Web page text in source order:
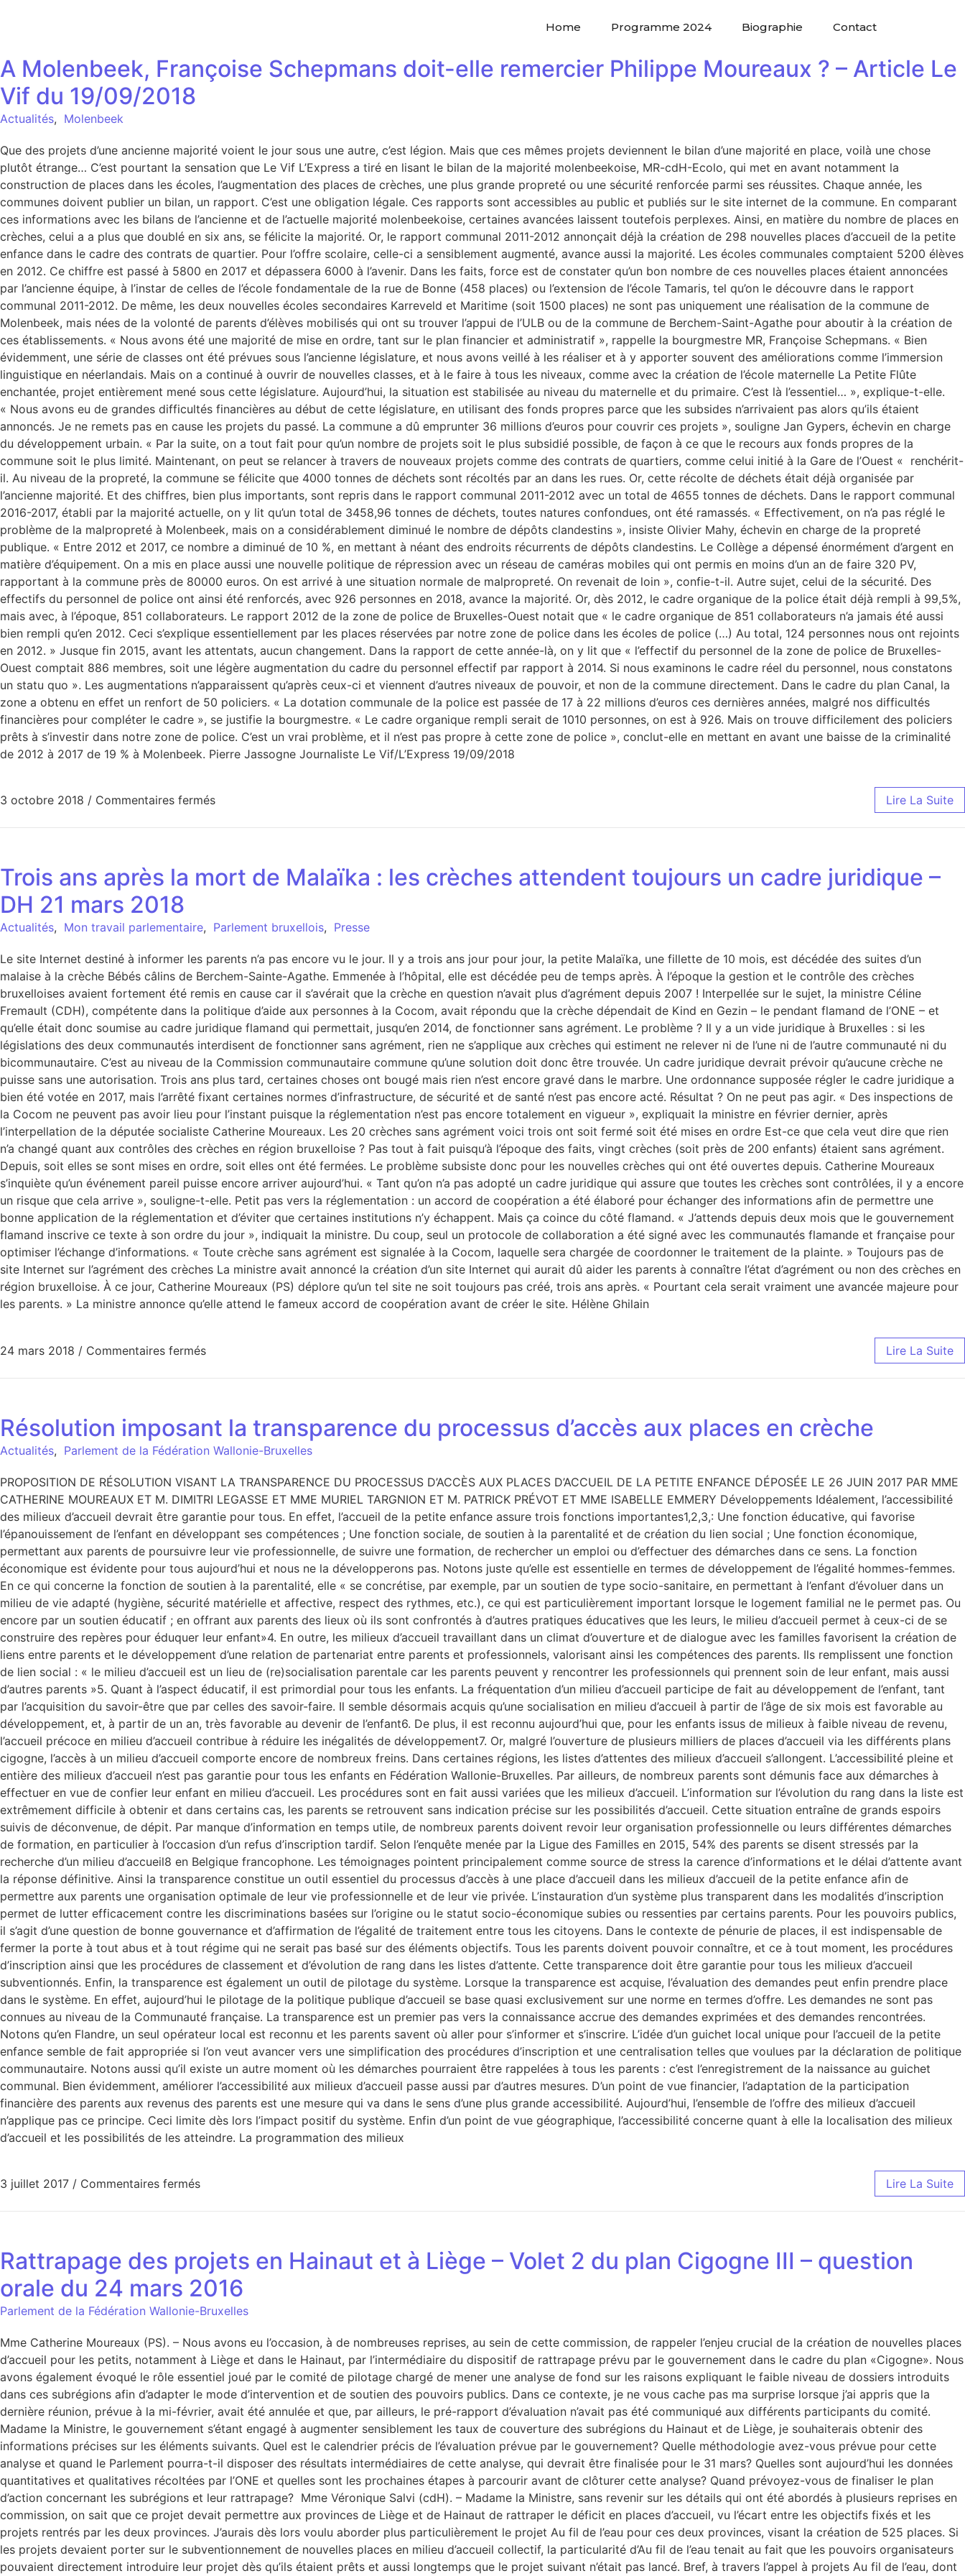
Home Programme 2024 Biographie Contact
A Molenbeek, Françoise Schepmans doit-elle remercier Philippe Moureaux ? – Article Le
Vif du 19/09/2018
Actualités, Molenbeek
Que des projets d’une ancienne majorité voient le jour sous une autre, c’est légion. Mais que ces mêmes projets deviennent le bilan d’une majorité en place, voilà une chose
plutôt étrange… C’est pourtant la sensation que Le Vif L’Express a tiré en lisant le bilan de la majorité molenbeekoise, MR-cdH-Ecolo, qui met en avant notamment la
construction de places dans les écoles, l’augmentation des places de crèches, une plus grande propreté ou une sécurité renforcée parmi ses réussites. Chaque année, les
communes doivent publier un bilan, un rapport. C’est une obligation légale. Ces rapports sont accessibles au public et publiés sur le site internet de la commune. En comparant
ces informations avec les bilans de l’ancienne et de l’actuelle majorité molenbeekoise, certaines avancées laissent toutefois perplexes. Ainsi, en matière du nombre de places en
crèches, celui a a plus que doublé en six ans, se félicite la majorité. Or, le rapport communal 2011-2012 annonçait déjà la création de 298 nouvelles places d’accueil de la petite
enfance dans le cadre des contrats de quartier. Pour l’offre scolaire, celle-ci a sensiblement augmenté, avance aussi la majorité. Les écoles communales comptaient 5200 élèves
en 2012. Ce chiffre est passé à 5800 en 2017 et dépassera 6000 à l’avenir. Dans les faits, force est de constater qu’un bon nombre de ces nouvelles places étaient annoncées
par l’ancienne équipe, à l’instar de celles de l’école fondamentale de la rue de Bonne (458 places) ou l’extension de l’école Tamaris, tel qu’on le découvre dans le rapport
communal 2011-2012. De même, les deux nouvelles écoles secondaires Karreveld et Maritime (soit 1500 places) ne sont pas uniquement une réalisation de la commune de
Molenbeek, mais nées de la volonté de parents d’élèves mobilisés qui ont su trouver l’appui de l’ULB ou de la commune de Berchem-Saint-Agathe pour aboutir à la création de
ces établissements. « Nous avons été une majorité de mise en ordre, tant sur le plan financier et administratif », rappelle la bourgmestre MR, Françoise Schepmans. « Bien
évidemment, une série de classes ont été prévues sous l’ancienne législature, et nous avons veillé à les réaliser et à y apporter souvent des améliorations comme l’immersion
linguistique en néerlandais. Mais on a continué à ouvrir de nouvelles classes, et à le faire à tous les niveaux, comme avec la création de l’école maternelle La Petite Flûte
enchantée, projet entièrement mené sous cette législature. Aujourd’hui, la situation est stabilisée au niveau du maternelle et du primaire. C’est là l’essentiel… », explique-t-elle.
« Nous avons eu de grandes difficultés financières au début de cette législature, en utilisant des fonds propres parce que les subsides n’arrivaient pas alors qu’ils étaient
annoncés. Je ne remets pas en cause les projets du passé. La commune a dû emprunter 36 millions d’euros pour couvrir ces projets », souligne Jan Gypers, échevin en charge
du développement urbain. « Par la suite, on a tout fait pour qu’un nombre de projets soit le plus subsidié possible, de façon à ce que le recours aux fonds propres de la
commune soit le plus limité. Maintenant, on peut se relancer à travers de nouveaux projets comme des contrats de quartiers, comme celui initié à la Gare de l’Ouest « renchérit-
il. Au niveau de la propreté, la commune se félicite que 4000 tonnes de déchets sont récoltés par an dans les rues. Or, cette récolte de déchets était déjà organisée par
l’ancienne majorité. Et des chiffres, bien plus importants, sont repris dans le rapport communal 2011-2012 avec un total de 4655 tonnes de déchets. Dans le rapport communal
2016-2017, établi par la majorité actuelle, on y lit qu’un total de 3458,96 tonnes de déchets, toutes natures confondues, ont été ramassés. « Effectivement, on n’a pas réglé le
problème de la malpropreté à Molenbeek, mais on a considérablement diminué le nombre de dépôts clandestins », insiste Olivier Mahy, échevin en charge de la propreté
publique. « Entre 2012 et 2017, ce nombre a diminué de 10 %, en mettant à néant des endroits récurrents de dépôts clandestins. Le Collège a dépensé énormément d’argent en
matière d’équipement. On a mis en place aussi une nouvelle politique de répression avec un réseau de caméras mobiles qui ont permis en moins d’un an de faire 320 PV,
rapportant à la commune près de 80000 euros. On est arrivé à une situation normale de malpropreté. On revenait de loin », confie-t-il. Autre sujet, celui de la sécurité. Des
effectifs du personnel de police ont ainsi été renforcés, avec 926 personnes en 2018, avance la majorité. Or, dès 2012, le cadre organique de la police était déjà rempli à 99,5%,
mais avec, à l’époque, 851 collaborateurs. Le rapport 2012 de la zone de police de Bruxelles-Ouest notait que « le cadre organique de 851 collaborateurs n’a jamais été aussi
bien rempli qu’en 2012. Ceci s’explique essentiellement par les places réservées par notre zone de police dans les écoles de police (…) Au total, 124 personnes nous ont rejoints
en 2012. » Jusque fin 2015, avant les attentats, aucun changement. Dans la rapport de cette année-là, on y lit que « l’effectif du personnel de la zone de police de Bruxelles-
Ouest comptait 886 membres, soit une légère augmentation du cadre du personnel effectif par rapport à 2014. Si nous examinons le cadre réel du personnel, nous constatons
un statu quo ». Les augmentations n’apparaissent qu’après ceux-ci et viennent d’autres niveaux de pouvoir, et non de la commune directement. Dans le cadre du plan Canal, la
zone a obtenu en effet un renfort de 50 policiers. « La dotation communale de la police est passée de 17 à 22 millions d’euros ces dernières années, malgré nos difficultés
financières pour compléter le cadre », se justifie la bourgmestre. « Le cadre organique rempli serait de 1010 personnes, on est à 926. Mais on trouve difficilement des policiers
prêts à s’investir dans notre zone de police. C’est un vrai problème, et il n’est pas propre à cette zone de police », conclut-elle en mettant en avant une baisse de la criminalité
de 2012 à 2017 de 19 % à Molenbeek. Pierre Jassogne Journaliste Le Vif/L’Express 19/09/2018
3 octobre 2018 / Commentaires fermés Lire La Suite
Trois ans après la mort de Malaïka : les crèches attendent toujours un cadre juridique –
DH 21 mars 2018
Actualités, Mon travail parlementaire, Parlement bruxellois, Presse
Le site Internet destiné à informer les parents n’a pas encore vu le jour. Il y a trois ans jour pour jour, la petite Malaïka, une fillette de 10 mois, est décédée des suites d’un
malaise à la crèche Bébés câlins de Berchem-Sainte-Agathe. Emmenée à l’hôpital, elle est décédée peu de temps après. À l’époque la gestion et le contrôle des crèches
bruxelloises avaient fortement été remis en cause car il s’avérait que la crèche en question n’avait plus d’agrément depuis 2007 ! Interpellée sur le sujet, la ministre Céline
Fremault (CDH), compétente dans la politique d’aide aux personnes à la Cocom, avait répondu que la crèche dépendait de Kind en Gezin – le pendant flamand de l’ONE – et
qu’elle était donc soumise au cadre juridique flamand qui permettait, jusqu’en 2014, de fonctionner sans agrément. Le problème ? Il y a un vide juridique à Bruxelles : si les
législations des deux communautés interdisent de fonctionner sans agrément, rien ne s’applique aux crèches qui estiment ne relever ni de l’une ni de l’autre communauté ni du
bicommunautaire. C’est au niveau de la Commission communautaire commune qu’une solution doit donc être trouvée. Un cadre juridique devrait prévoir qu’aucune crèche ne
puisse sans une autorisation. Trois ans plus tard, certaines choses ont bougé mais rien n’est encore gravé dans le marbre. Une ordonnance supposée régler le cadre juridique a
bien été votée en 2017, mais l’arrêté fixant certaines normes d’infrastructure, de sécurité et de santé n’est pas encore acté. Résultat ? On ne peut pas agir. « Des inspections de
la Cocom ne peuvent pas avoir lieu pour l’instant puisque la réglementation n’est pas encore totalement en vigueur », expliquait la ministre en février dernier, après
l’interpellation de la députée socialiste Catherine Moureaux. Les 20 crèches sans agrément voici trois ont soit fermé soit été mises en ordre Est-ce que cela veut dire que rien
n’a changé quant aux contrôles des crèches en région bruxelloise ? Pas tout à fait puisqu’à l’époque des faits, vingt crèches (soit près de 200 enfants) étaient sans agrément.
Depuis, soit elles se sont mises en ordre, soit elles ont été fermées. Le problème subsiste donc pour les nouvelles crèches qui ont été ouvertes depuis. Catherine Moureaux
s’inquiète qu’un événement pareil puisse encore arriver aujourd’hui. « Tant qu’on n’a pas adopté un cadre juridique qui assure que toutes les crèches sont contrôlées, il y a encore
un risque que cela arrive », souligne-t-elle. Petit pas vers la réglementation : un accord de coopération a été élaboré pour échanger des informations afin de permettre une
bonne application de la réglementation et d’éviter que certaines institutions n’y échappent. Mais ça coince du côté flamand. « J’attends depuis deux mois que le gouvernement
flamand inscrive ce texte à son ordre du jour », indiquait la ministre. Du coup, seul un protocole de collaboration a été signé avec les communautés flamande et française pour
optimiser l’échange d’informations. « Toute crèche sans agrément est signalée à la Cocom, laquelle sera chargée de coordonner le traitement de la plainte. » Toujours pas de
site Internet sur l’agrément des crèches La ministre avait annoncé la création d’un site Internet qui aurait dû aider les parents à connaître l’état d’agrément ou non des crèches en
région bruxelloise. À ce jour, Catherine Moureaux (PS) déplore qu’un tel site ne soit toujours pas créé, trois ans après. « Pourtant cela serait vraiment une avancée majeure pour
les parents. » La ministre annonce qu’elle attend le fameux accord de coopération avant de créer le site. Hélène Ghilain
24 mars 2018 / Commentaires fermés Lire La Suite
Résolution imposant la transparence du processus d’accès aux places en crèche
Actualités, Parlement de la Fédération Wallonie-Bruxelles
PROPOSITION DE RÉSOLUTION VISANT LA TRANSPARENCE DU PROCESSUS D’ACCÈS AUX PLACES D’ACCUEIL DE LA PETITE ENFANCE DÉPOSÉE LE 26 JUIN 2017 PAR MME
CATHERINE MOUREAUX ET M. DIMITRI LEGASSE ET MME MURIEL TARGNION ET M. PATRICK PRÉVOT ET MME ISABELLE EMMERY Développements Idéalement, l’accessibilité
des milieux d’accueil devrait être garantie pour tous. En effet, l’accueil de la petite enfance assure trois fonctions importantes1,2,3,: Une fonction éducative, qui favorise
l’épanouissement de l’enfant en développant ses compétences ; Une fonction sociale, de soutien à la parentalité et de création du lien social ; Une fonction économique,
permettant aux parents de poursuivre leur vie professionnelle, de suivre une formation, de rechercher un emploi ou d’effectuer des démarches dans ce sens. La fonction
économique est évidente pour tous aujourd’hui et nous ne la développerons pas. Notons juste qu’elle est essentielle en termes de développement de l’égalité hommes-femmes.
En ce qui concerne la fonction de soutien à la parentalité, elle « se concrétise, par exemple, par un soutien de type socio-sanitaire, en permettant à l’enfant d’évoluer dans un
milieu de vie adapté (hygiène, sécurité matérielle et affective, respect des rythmes, etc.), ce qui est particulièrement important lorsque le logement familial ne le permet pas. Ou
encore par un soutien éducatif ; en offrant aux parents des lieux où ils sont confrontés à d’autres pratiques éducatives que les leurs, le milieu d’accueil permet à ceux-ci de se
construire des repères pour éduquer leur enfant»4. En outre, les milieux d’accueil travaillant dans un climat d’ouverture et de dialogue avec les familles favorisent la création de
liens entre parents et le développement d’une relation de partenariat entre parents et professionnels, valorisant ainsi les compétences des parents. Ils remplissent une fonction
de lien social : « le milieu d’accueil est un lieu de (re)socialisation parentale car les parents peuvent y rencontrer les professionnels qui prennent soin de leur enfant, mais aussi
d’autres parents »5. Quant à l’aspect éducatif, il est primordial pour tous les enfants. La fréquentation d’un milieu d’accueil participe de fait au développement de l’enfant, tant
par l’acquisition du savoir-être que par celles des savoir-faire. Il semble désormais acquis qu’une socialisation en milieu d’accueil à partir de l’âge de six mois est favorable au
développement, et, à partir de un an, très favorable au devenir de l’enfant6. De plus, il est reconnu aujourd’hui que, pour les enfants issus de milieux à faible niveau de revenu,
l’accueil précoce en milieu d’accueil contribue à réduire les inégalités de développement7. Or, malgré l’ouverture de plusieurs milliers de places d’accueil via les différents plans
cigogne, l’accès à un milieu d’accueil comporte encore de nombreux freins. Dans certaines régions, les listes d’attentes des milieux d’accueil s’allongent. L’accessibilité pleine et
entière des milieux d’accueil n’est pas garantie pour tous les enfants en Fédération Wallonie-Bruxelles. Par ailleurs, de nombreux parents sont démunis face aux démarches à
effectuer en vue de confier leur enfant en milieu d’accueil. Les procédures sont en fait aussi variées que les milieux d’accueil. L’information sur l’évolution du rang dans la liste est
extrêmement difficile à obtenir et dans certains cas, les parents se retrouvent sans indication précise sur les possibilités d’accueil. Cette situation entraîne de grands espoirs
suivis de déconvenue, de dépit. Par manque d’information en temps utile, de nombreux parents doivent revoir leur organisation professionnelle ou leurs différentes démarches
de formation, en particulier à l’occasion d’un refus d’inscription tardif. Selon l’enquête menée par la Ligue des Familles en 2015, 54% des parents se disent stressés par la
recherche d’un milieu d’accueil8 en Belgique francophone. Les témoignages pointent principalement comme source de stress la carence d’informations et le délai d’attente avant
la réponse définitive. Ainsi la transparence constitue un outil essentiel du processus d’accès à une place d’accueil dans les milieux d’accueil de la petite enfance afin de
permettre aux parents une organisation optimale de leur vie professionnelle et de leur vie privée. L’instauration d’un système plus transparent dans les modalités d’inscription
permet de lutter efficacement contre les discriminations basées sur l’origine ou le statut socio-économique subies ou ressenties par certains parents. Pour les pouvoirs publics,
il s’agit d’une question de bonne gouvernance et d’affirmation de l’égalité de traitement entre tous les citoyens. Dans le contexte de pénurie de places, il est indispensable de
fermer la porte à tout abus et à tout régime qui ne serait pas basé sur des éléments objectifs. Tous les parents doivent pouvoir connaître, et ce à tout moment, les procédures
d’inscription ainsi que les procédures de classement et d’évolution de rang dans les listes d’attente. Cette transparence doit être garantie pour tous les milieux d’accueil
subventionnés. Enfin, la transparence est également un outil de pilotage du système. Lorsque la transparence est acquise, l’évaluation des demandes peut enfin prendre place
dans le système. En effet, aujourd’hui le pilotage de la politique publique d’accueil se base quasi exclusivement sur une norme en termes d’offre. Les demandes ne sont pas
connues au niveau de la Communauté française. La transparence est un premier pas vers la connaissance accrue des demandes exprimées et des demandes rencontrées.
Notons qu’en Flandre, un seul opérateur local est reconnu et les parents savent où aller pour s’informer et s’inscrire. L’idée d’un guichet local unique pour l’accueil de la petite
enfance semble de fait appropriée si l’on veut avancer vers une simplification des procédures d’inscription et une centralisation telles que voulues par la déclaration de politique
communautaire. Notons aussi qu’il existe un autre moment où les démarches pourraient être rappelées à tous les parents : c’est l’enregistrement de la naissance au guichet
communal. Bien évidemment, améliorer l’accessibilité aux milieux d’accueil passe aussi par d’autres mesures. D’un point de vue financier, l’adaptation de la participation
financière des parents aux revenus des parents est une mesure qui va dans le sens d’une plus grande accessibilité. Aujourd’hui, l’ensemble de l’offre des milieux d’accueil
n’applique pas ce principe. Ceci limite dès lors l’impact positif du système. Enfin d’un point de vue géographique, l’accessibilité concerne quant à elle la localisation des milieux
d’accueil et les possibilités de les atteindre. La programmation des milieux
3 juillet 2017 / Commentaires fermés Lire La Suite
Rattrapage des projets en Hainaut et à Liège – Volet 2 du plan Cigogne III – question
orale du 24 mars 2016
Parlement de la Fédération Wallonie-Bruxelles
Mme Catherine Moureaux (PS). – Nous avons eu l’occasion, à de nombreuses reprises, au sein de cette commission, de rappeler l’enjeu crucial de la création de nouvelles places
d’accueil pour les petits, notamment à Liège et dans le Hainaut, par l’intermédiaire du dispositif de rattrapage prévu par le gouvernement dans le cadre du plan «Cigogne». Nous
avons également évoqué le rôle essentiel joué par le comité de pilotage chargé de mener une analyse de fond sur les raisons expliquant le faible niveau de dossiers introduits
dans ces subrégions afin d’adapter le mode d’intervention et de soutien des pouvoirs publics. Dans ce contexte, je ne vous cache pas ma surprise lorsque j’ai appris que la
dernière réunion, prévue à la mi-février, avait été annulée et que, par ailleurs, le pré-rapport d’évaluation n’avait pas été communiqué aux différents participants du comité.
Madame la Ministre, le gouvernement s’étant engagé à augmenter sensiblement les taux de couverture des subrégions du Hainaut et de Liège, je souhaiterais obtenir des
informations précises sur les éléments suivants. Quel est le calendrier précis de l’évaluation prévue par le gouvernement? Quelle méthodologie avez-vous prévue pour cette
analyse et quand le Parlement pourra-t-il disposer des résultats intermédiaires de cette analyse, qui devrait être finalisée pour le 31 mars? Quelles sont aujourd’hui les données
quantitatives et qualitatives récoltées par l’ONE et quelles sont les prochaines étapes à parcourir avant de clôturer cette analyse? Quand prévoyez-vous de finaliser le plan
d’action concernant les subrégions et leur rattrapage? Mme Véronique Salvi (cdH). – Madame la Ministre, sans revenir sur les détails qui ont été abordés à plusieurs reprises en
commission, on sait que ce projet devait permettre aux provinces de Liège et de Hainaut de rattraper le déficit en places d’accueil, vu l’écart entre les objectifs fixés et les
projets rentrés par les deux provinces. J’aurais dès lors voulu aborder plus particulièrement le projet Au fil de l’eau pour ces deux provinces, visant la création de 525 places. Si
les projets devaient porter sur le subventionnement de nouvelles places en milieu d’accueil collectif, la particularité d’Au fil de l’eau tenait au fait que les pouvoirs organisateurs
pouvaient directement introduire leur projet dès qu’ils étaient prêts et aussi longtemps que le projet suivant n’était pas lancé. Bref, à travers l’appel à projets Au fil de l’eau, dont